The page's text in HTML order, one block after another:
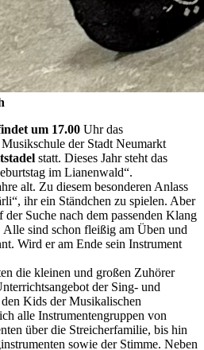
um 17.00 Uhr das
der Stadt Neumarkt
statt. Dieses Jahr steht das
im Lianenwald“.
alt. Zu diesem besonderen Anlass
ihr ein Ständchen zu spielen. Aber
Suche nach dem passenden Klang
Alle sind schon fleißig am Üben und
Wird er am Ende sein Instrument
die kleinen und großen Zuhörer
der Sing- und
Kids der Musikalischen
alle Instrumentengruppen von
über die Streicherfamilie, bis hin
sowie der Stimme. Neben